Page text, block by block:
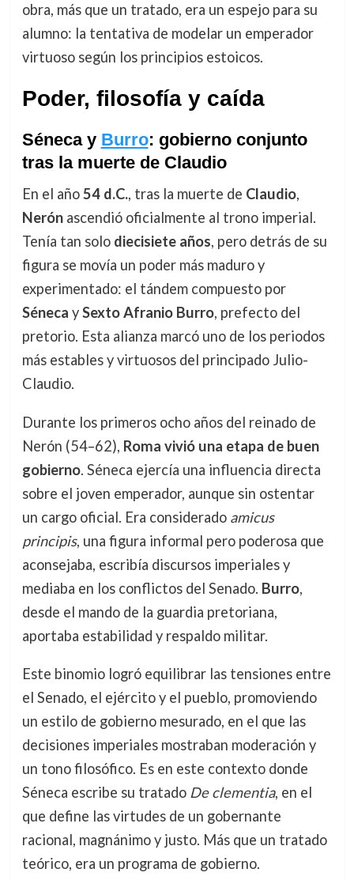
obra, más que un tratado, era un espejo para su
alumno: la tentativa de modelar un emperador
virtuoso según los principios estoicos.
Poder, filosofía y caída
Séneca y Burro: gobierno conjunto
tras la muerte de Claudio
En el año54 d.C., tras la muerte de Claudio,
Nerónascendió oficialmente al trono imperial.
Tenía tan solo diecisiete años, pero detrás de su
figura se movía un poder más maduro y
experimentado: el tándem compuesto por
Séneca ySexto Afranio Burro, prefecto del
pretorio. Esta alianza marcó uno de los periodos
más estables y virtuosos del principado Julio-
Claudio.
Durante los primeros ocho años del reinado de
Nerón (54–62), Roma vivió una etapa de buen
gobierno. Séneca ejercía una influencia directa
sobre el joven emperador, aunque sin ostentar
un cargo oficial. Era considerado amicus
principis, una figura informal pero poderosa que
aconsejaba, escribía discursos imperiales y
mediaba en los conflictos del Senado. Burro,
desde el mando de la guardia pretoriana,
aportaba estabilidad y respaldo militar.
Este binomio logró equilibrar las tensiones entre
el Senado, el ejército y el pueblo, promoviendo
un estilo de gobierno mesurado, en el que las
decisiones imperiales mostraban moderación y
un tono filosófico. Es en este contexto donde
Séneca escribe su tratado De clementia, en el
que define las virtudes de un gobernante
racional, magnánimo y justo. Más que un tratado
teórico, era un programa de gobierno.